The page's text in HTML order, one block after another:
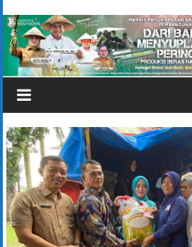
rjonlinenews.com
Faktual
Berimbang
dan
Terpercaya